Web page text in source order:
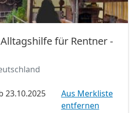
für Rentner -
23.10.2025
Aus Merkliste
entfernen